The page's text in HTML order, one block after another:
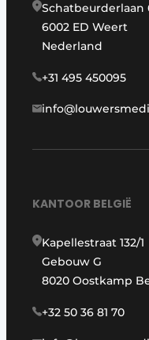
Schatbeurderlaan
6002 ED Weert
Nederland
+31 495 450095
KANTOOR BELGIË
Kapellestraat 132/1
Gebouw G
8020 Oostkamp
+32 50 36 81 70